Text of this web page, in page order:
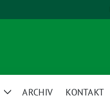
ZeigeARCHIV KONTAKT